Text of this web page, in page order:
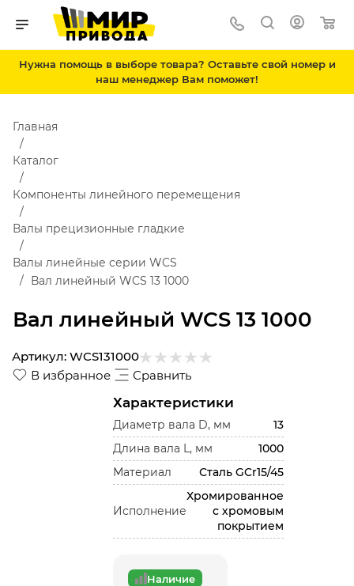
Нужна помощь в выборе товара? Оставьте свой номер и
наш менеджер Вам поможет!
Вал линейный WCS 13 1000
Главная
Каталог
Компоненты линейного перемещения
Валы прецизионные гладкие
Валы линейные серии WCS
Вал линейный WCS 13 1000
В избранное Сравнить
Артикул: WCS131000
Характеристики
Диаметр вала D, мм
13
Длина вала L, мм
1000
Материал
Сталь GCr15/45
Исполнение
Хромированное
с хромовым
покрытием
Наличие